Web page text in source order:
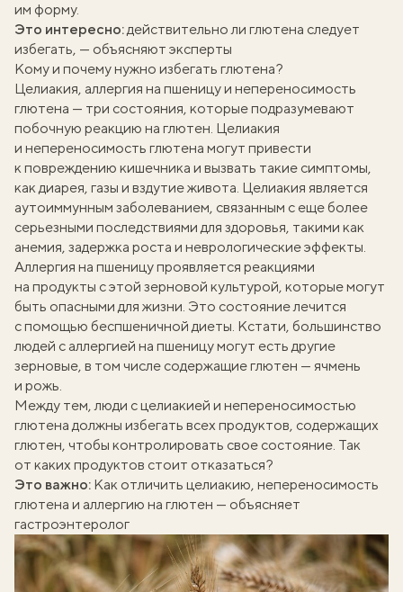
им форму.
Это интересно:действительно ли глютена следует
избегать, — объясняют эксперты
Кому и почему нужно избегать глютена?
Целиакия, аллергия на пшеницу и непереносимость
глютена — три состояния, которые подразумевают
побочную реакцию на глютен. Целиакия
и непереносимость глютена могут привести
к повреждению кишечника и вызвать такие симптомы,
как диарея, газы и вздутие живота. Целиакия является
аутоиммунным заболеванием, связанным с еще более
серьезными последствиями для здоровья, такими как
анемия, задержка роста и неврологические эффекты.
Аллергия на пшеницу проявляется реакциями
на продукты с этой зерновой культурой, которые могут
быть опасными для жизни. Это состояниелечится
с помощью беспшеничной диеты. Кстати, большинство
людей с аллергией на пшеницу могут есть другие
зерновые, в том числе содержащие глютен — ячмень
и рожь.
Между тем, люди с целиакией и непереносимостью
глютена должны избегать всех продуктов, содержащих
глютен, чтобы контролировать свое состояние. Так
от каких продуктов стоит отказаться?
Это важно: Как отличить целиакию, непереносимость
глютена и аллергию на глютен — объясняет
гастроэнтеролог